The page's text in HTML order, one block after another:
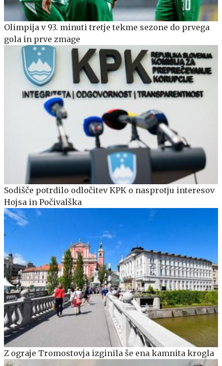
Olimpija v 93. minuti tretje tekme sezone do prvega
gola in prve zmage
Sodišče potrdilo odločitev KPK o nasprotju interesov
Hojsa in Počivalška
Z ograje Tromostovja izginila še ena kamnita krogla